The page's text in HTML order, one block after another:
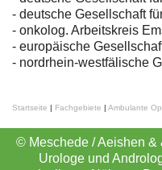
- deutsche Gesellschaft
- onkolog. Arbeitskreis
- europäische
- nordrhein-westfälische
Startseite | Fachgebiete | Ambulante
© Meschede / Aeishen &
Urologe und